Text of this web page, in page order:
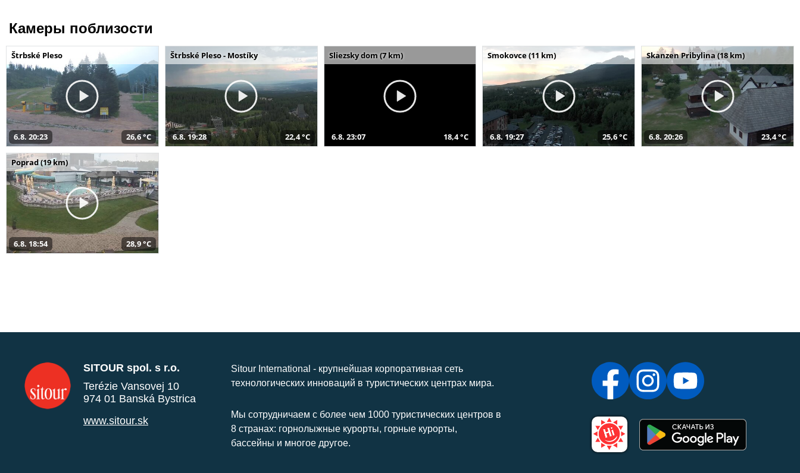
Камеры поблизости
Štrbské Pleso
6.8. 20:23 26,6 °C
Štrbské Pleso - Mostíky
6.8. 19:28 22,4 °C
Sliezsky dom (7 km)
6.8. 23:07 18,4 °C
Smokovce (11 km)
6.8. 19:27 25,6 °C
Skanzen Pribylina (18 km)
6.8. 20:26 23,4 °C
Poprad (19 km)
6.8. 18:54 28,9 °C
SITOUR spol. s r.o.
Terézie Vansovej 10
974 01 Banská Bystrica
www.sitour.sk
Sitour International - крупнейшая корпоративная сеть
технологических инноваций в туристических центрах мира.
Мы сотрудничаем с более чем 1000 туристических центров в
8 странах: горнолыжные курорты, горные курорты,
бассейны и многое другое.